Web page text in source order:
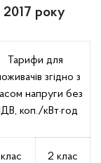
2017 року
Тарифи для
згідно з
напруги без
коп./кВт·год
2 клас